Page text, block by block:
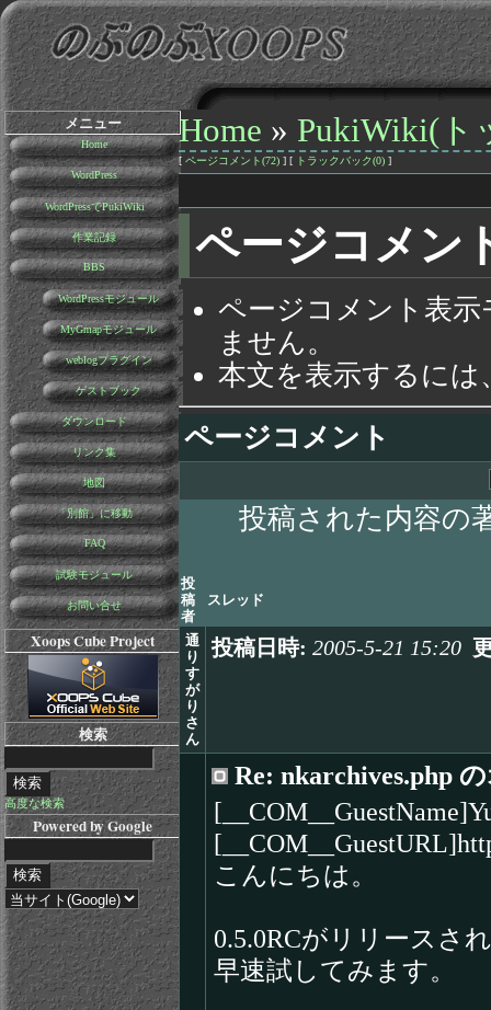
メニュー
Home
WordPress
WordPressでPukiWiki
作業記録
BBS
WordPressモジュール
MyGmapモジュール
weblogプラグイン
ゲストブック
ダウンロード
リンク集
地図
「別館」に移動
FAQ
試験モジュール
お問い合せ
Xoops Cube Project
検索
高度な検索
Powered by Google
Home » PukiWiki(ト
[ ページコメント(72) ] [ トラックバック(0) ]
ページコメン
ページコメント表
ません。
本文を表示するには
ページコメント
投稿された内容の
投
稿
者
スレッド
通
り
す
が
り
さ
ん
投稿日時: 2005-5-21 15:20
Re: nkarchives.php
こんにちは。
0.5.0RCがリリースさ
早速試してみます。